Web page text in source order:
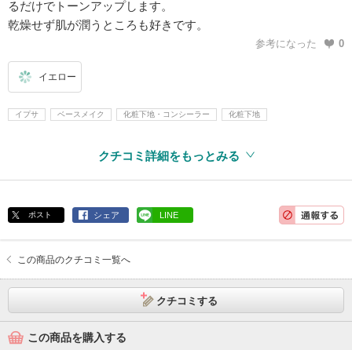
るだけでトーンアップします。
乾燥せず肌が潤うところも好きです。
参考になった 0
イエロー
イプサ ベースメイク 化粧下地・コンシーラー 化粧下地
クチコミ詳細をもっとみる
ポスト シェア LINE
この商品のクチコミ一覧へ
クチコミする
この商品を購入する